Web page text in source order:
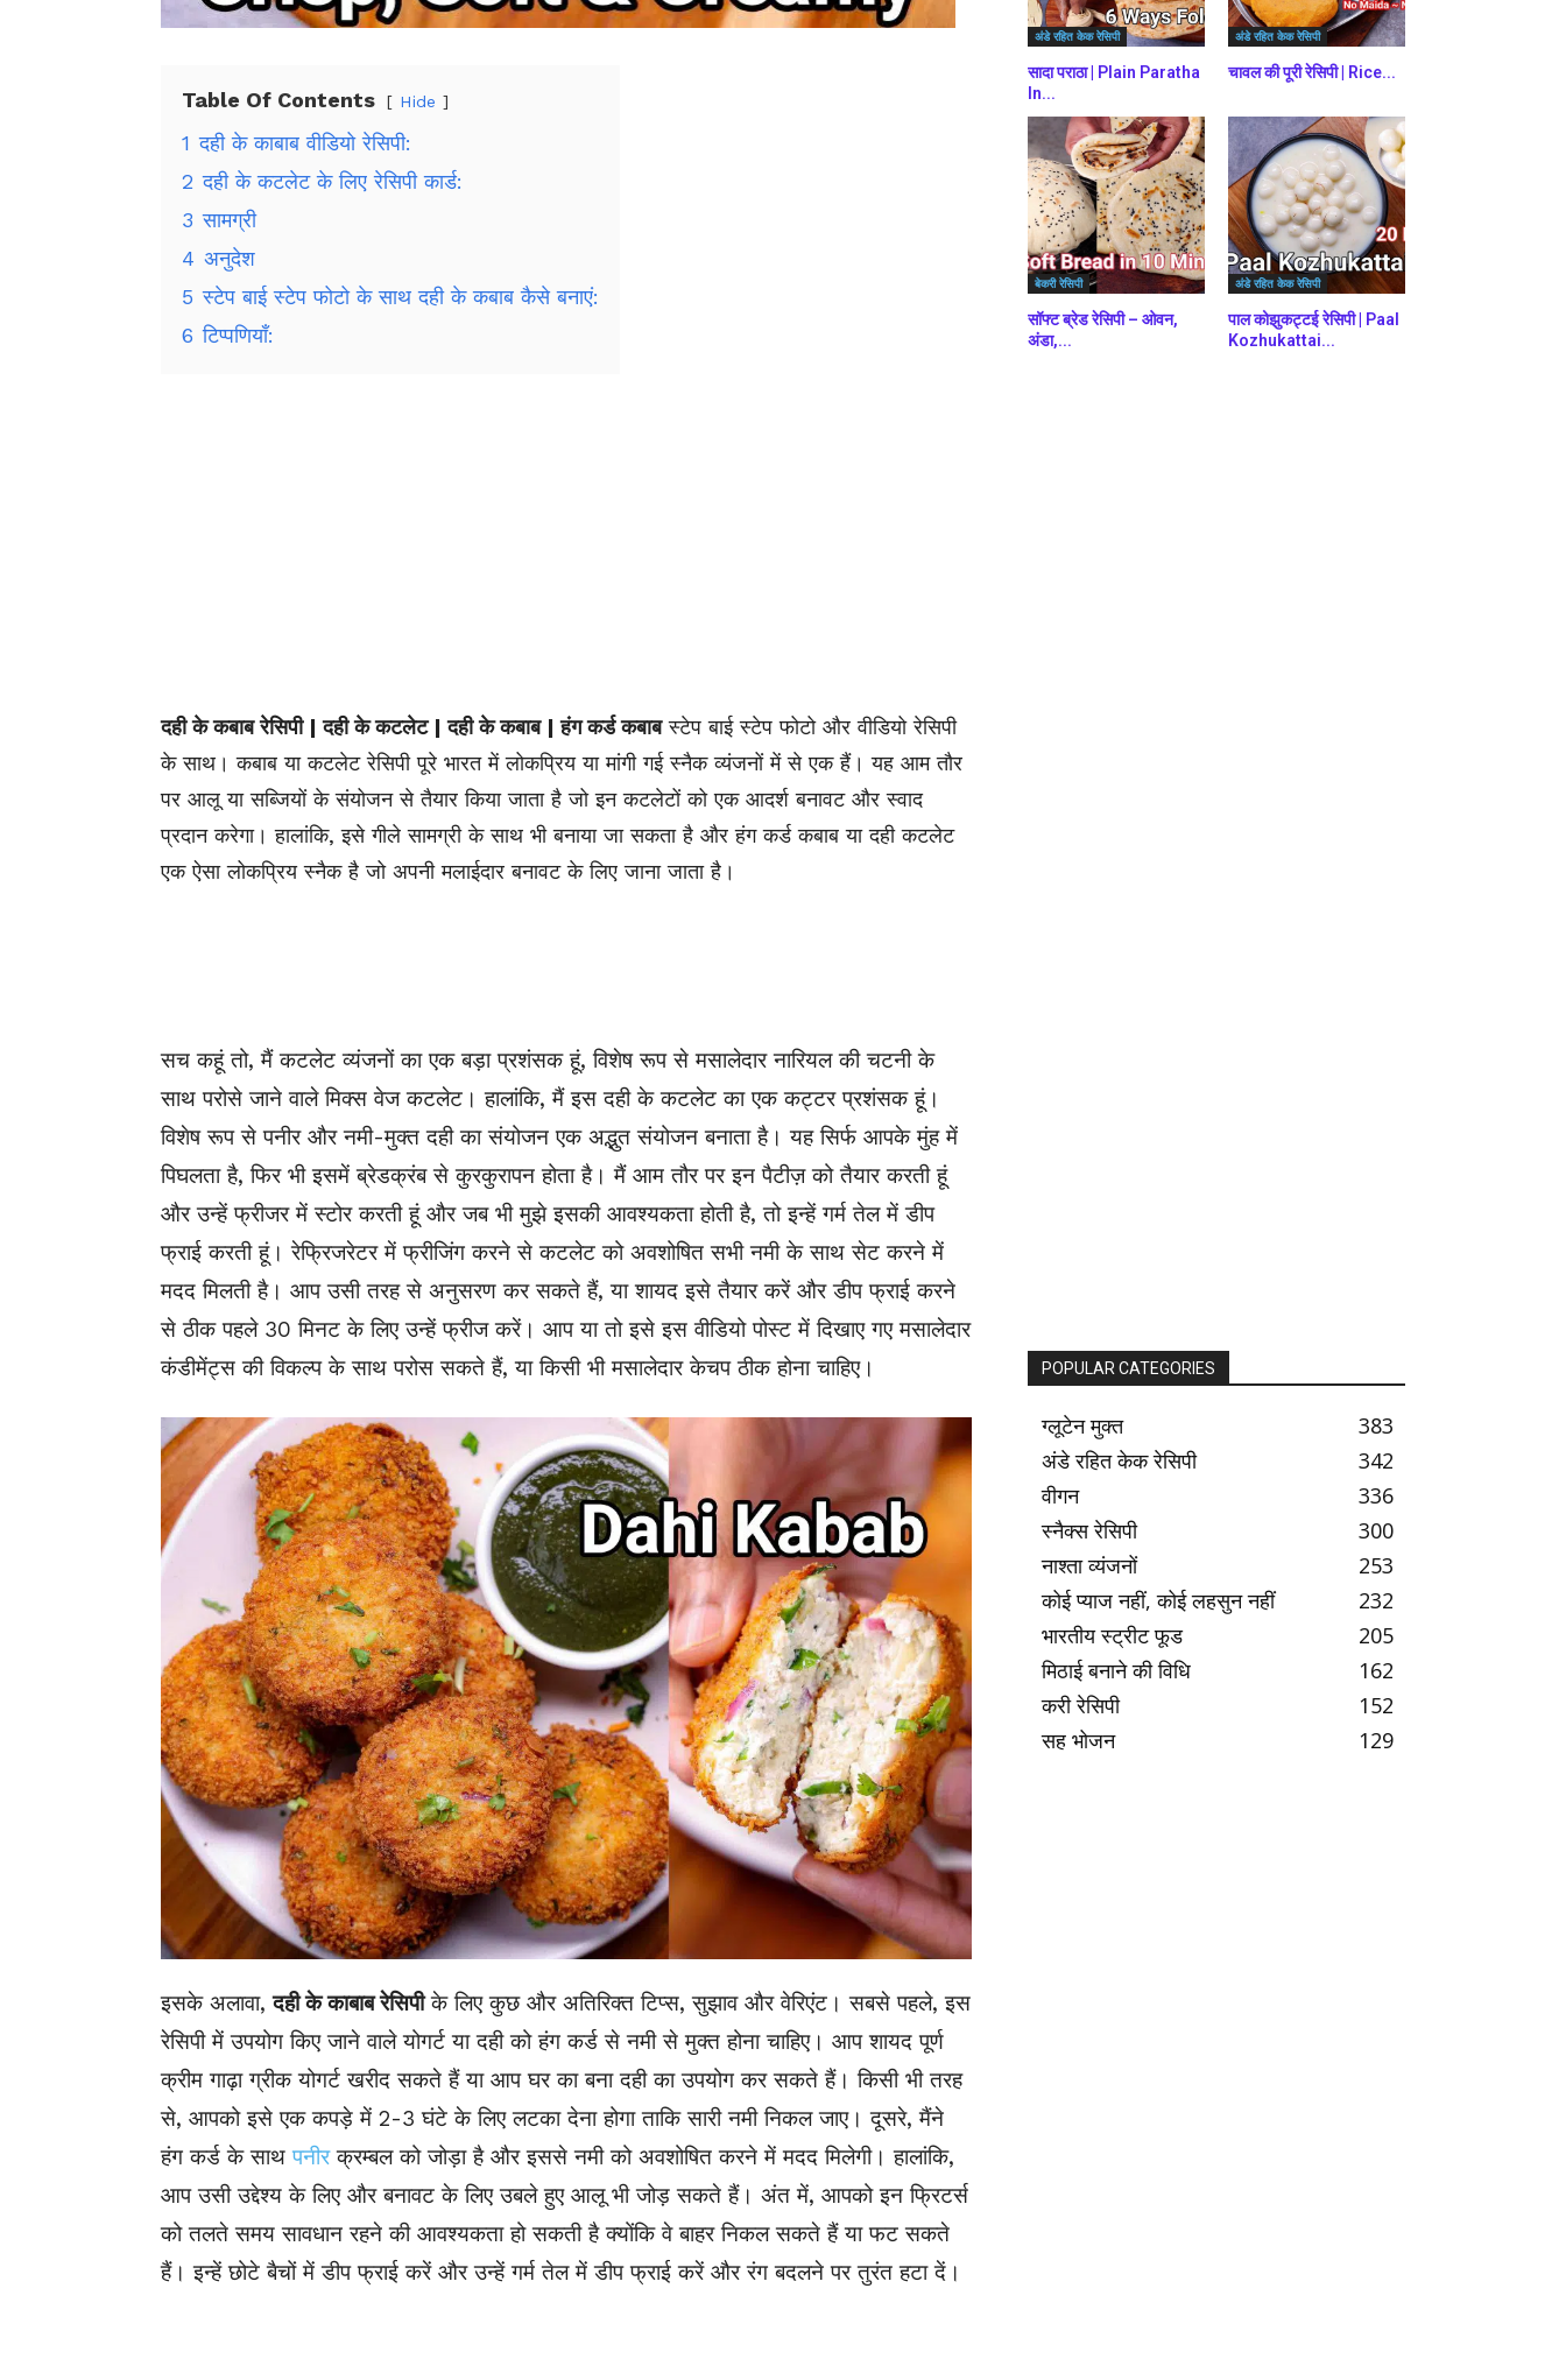
Table Of Contents Hide
1 दही के काबाब वीडियो रेसिपी:
2 दही के कटलेट के लिए रेसिपी कार्ड:
3 सामग्री
4 अनुदेश
5 स्टेप बाई स्टेप फोटो के साथ दही के कबाब कैसे बनाएं:
6 टिप्पणियाँ:
दही के कबाब रेसिपी | दही के कटलेट | दही के कबाब | हंग कर्ड कबाबस्टेप बाई स्टेप फोटो और वीडियो रेसिपी
के साथ। कबाब या कटलेट रेसिपी पूरे भारत में लोकप्रिय या मांगी गई स्नैक व्यंजनों में से एक हैं। यह आम तौर
पर आलू या सब्जियों के संयोजन से तैयार किया जाता है जो इन कटलेटों को एक आदर्श बनावट और स्वाद
प्रदान करेगा। हालांकि, इसे गीले सामग्री के साथ भी बनाया जा सकता है और हंग कर्ड कबाब या दही कटलेट
एक ऐसा लोकप्रिय स्नैक है जो अपनी मलाईदार बनावट के लिए जाना जाता है।
सच कहूं तो, मैं कटलेट व्यंजनों का एक बड़ा प्रशंसक हूं, विशेष रूप से मसालेदार नारियल की चटनी के
साथ परोसे जाने वाले मिक्स वेज कटलेट। हालांकि, मैं इस दही के कटलेट का एक कट्टर प्रशंसक हूं।
विशेष रूप से पनीर और नमी-मुक्त दही का संयोजन एक अद्भुत संयोजन बनाता है। यह सिर्फ आपके मुंह में
पिघलता है, फिर भी इसमें ब्रेडक्रंब से कुरकुरापन होता है। मैं आम तौर पर इन पैटीज़ को तैयार करती हूं
और उन्हें फ्रीजर में स्टोर करती हूं और जब भी मुझे इसकी आवश्यकता होती है, तो इन्हें गर्म तेल में डीप
फ्राई करती हूं। रेफ्रिजरेटर में फ्रीजिंग करने से कटलेट को अवशोषित सभी नमी के साथ सेट करने में
मदद मिलती है। आप उसी तरह से अनुसरण कर सकते हैं, या शायद इसे तैयार करें और डीप फ्राई करने
से ठीक पहले 30 मिनट के लिए उन्हें फ्रीज करें। आप या तो इसे इस वीडियो पोस्ट में दिखाए गए मसालेदार
कंडीमेंट्स की विकल्प के साथ परोस सकते हैं, या किसी भी मसालेदार केचप ठीक होना चाहिए।
इसके अलावा,दही के काबाब रेसिपीके लिए कुछ और अतिरिक्त टिप्स, सुझाव और वेरिएंट। सबसे पहले, इस
रेसिपी में उपयोग किए जाने वाले योगर्ट या दही को हंग कर्ड से नमी से मुक्त होना चाहिए। आप शायद पूर्ण
क्रीम गाढ़ा ग्रीक योगर्ट खरीद सकते हैं या आप घर का बना दही का उपयोग कर सकते हैं। किसी भी तरह
से, आपको इसे एक कपड़े में 2-3 घंटे के लिए लटका देना होगा ताकि सारी नमी निकल जाए। दूसरे, मैंने
हंग कर्ड के साथपनीरक्रम्बल को जोड़ा है और इससे नमी को अवशोषित करने में मदद मिलेगी। हालांकि,
आप उसी उद्देश्य के लिए और बनावट के लिए उबले हुए आलू भी जोड़ सकते हैं। अंत में, आपको इन फ्रिटर्स
को तलते समय सावधान रहने की आवश्यकता हो सकती है क्योंकि वे बाहर निकल सकते हैं या फट सकते
हैं। इन्हें छोटे बैचों में डीप फ्राई करें और उन्हें गर्म तेल में डीप फ्राई करें और रंग बदलने पर तुरंत हटा दें।
अंडे रहित केक रेसिपी
सादा पराठा | Plain Paratha
In...
अंडे रहित केक रेसिपी
चावल की पूरी रेसिपी | Rice...
बेकरी रेसिपी
सॉफ्ट ब्रेड रेसिपी – ओवन,
अंडा,...
अंडे रहित केक रेसिपी
पाल कोझुकट्टई रेसिपी | Paal
Kozhukattai...
POPULAR CATEGORIES
ग्लूटेन मुक्त
383
अंडे रहित केक रेसिपी
342
वीगन
336
स्नैक्स रेसिपी
300
नाश्ता व्यंजनों
253
कोई प्याज नहीं, कोई लहसुन नहीं
232
भारतीय स्ट्रीट फूड
205
मिठाई बनाने की विधि
162
करी रेसिपी
152
सह भोजन
129